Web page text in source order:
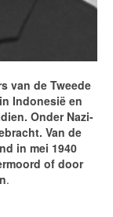
van de Tweede
Indonesië en
Onder Nazi-
Van de
in mei 1940
of door
.